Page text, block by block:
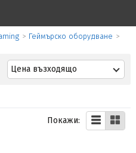
> Геймърско оборудване >
Цена възходящо
Покажи: